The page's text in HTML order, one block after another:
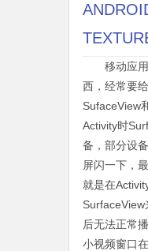
移动应用
西，经常要
SufaceView
Activity时
备，部分设
屏闪一下，
就是在
后无法正常
小视频窗口